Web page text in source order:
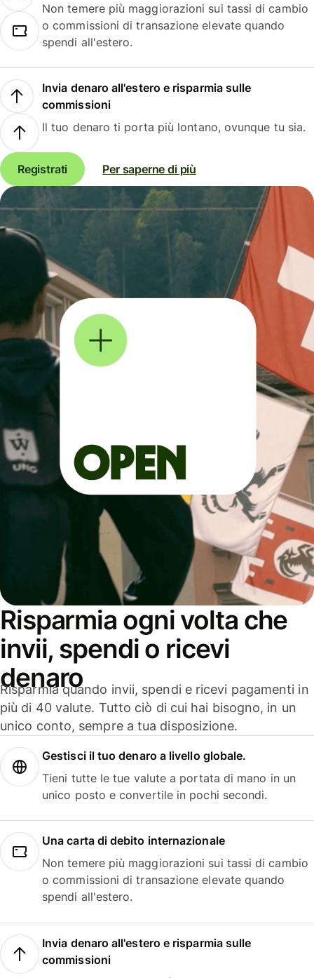
Non temere più maggiorazioni sui tassi di cambio
o commissioni di transazione elevate quando
spendi all'estero.
Invia denaro all'estero e risparmia sulle
commissioni
Il tuo denaro ti porta più lontano, ovunque tu sia.
Registrati Per saperne di più
Risparmia ogni volta che
invii, spendi o ricevi
denaro
Risparmia quando invii, spendi e ricevi pagamenti in
più di 40 valute. Tutto ciò di cui hai bisogno, in un
unico conto, sempre a tua disposizione.
Gestisci il tuo denaro a livello globale.
Tieni tutte le tue valute a portata di mano in un
unico posto e convertile in pochi secondi.
Una carta di debito internazionale
Non temere più maggiorazioni sui tassi di cambio
o commissioni di transazione elevate quando
spendi all'estero.
Invia denaro all'estero e risparmia sulle
commissioni